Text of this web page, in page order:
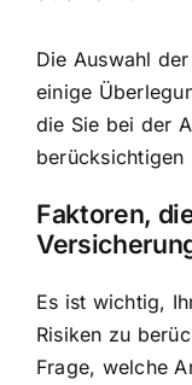
Die Auswahl
einige
die Sie bei der
berücksichtigen
Faktoren,
Es ist wichtig,
Risiken zu
Frage, welche